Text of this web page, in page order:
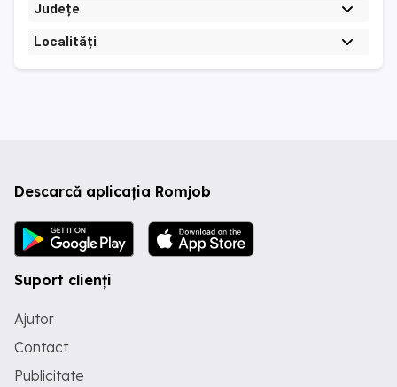
Județe
Localități
Descarcă aplicația Romjob
Suport clienți
Ajutor
Contact
Publicitate